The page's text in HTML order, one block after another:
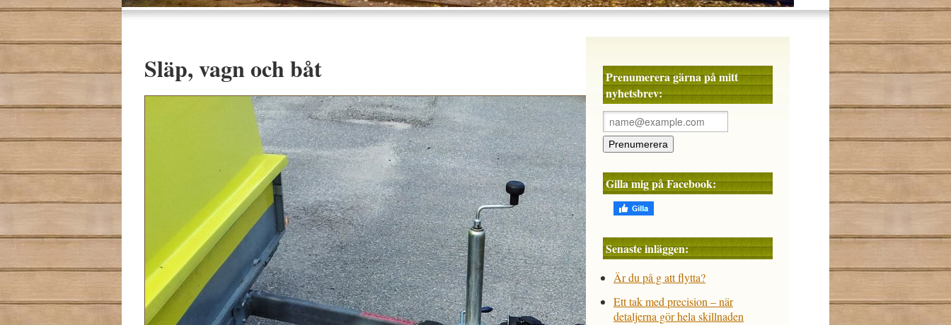
Släp, vagn och båt
Prenumerera gärna på mitt
nyhetsbrev:
Gilla mig på Facebook:
Senaste inläggen:
Är du på g att flytta?
Ett tak med precision – när
detaljerna gör hela skillnaden